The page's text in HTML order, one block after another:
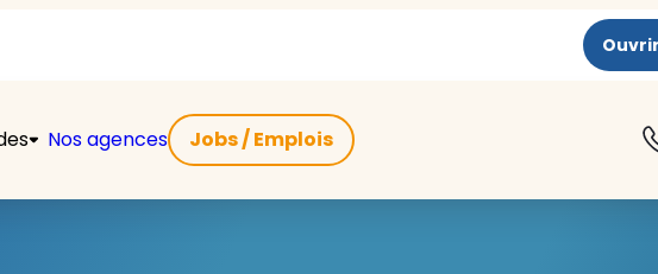
Nos agences Jobs / Emplois